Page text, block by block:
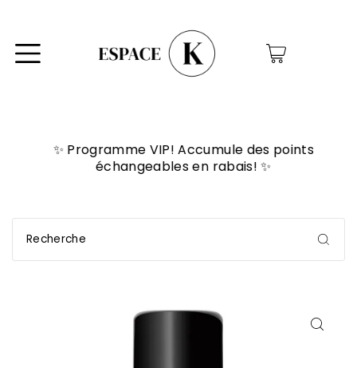
0
✨ Programme VIP! Accumule des points
échangeables en rabais! ✨